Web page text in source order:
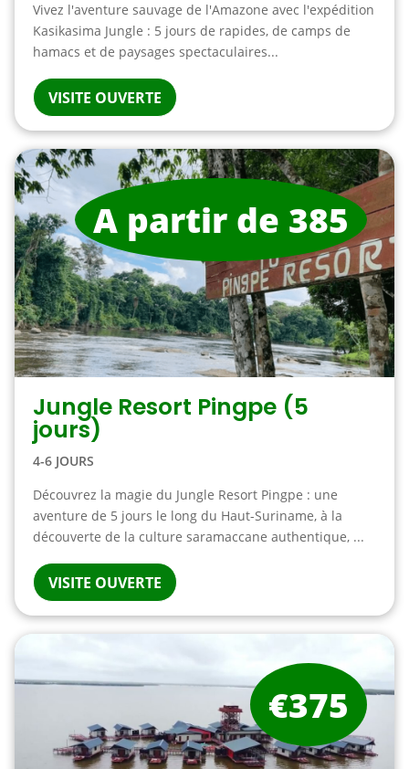
Vivez l'aventure sauvage de l'Amazone avec l'expédition
Kasikasima Jungle : 5 jours de rapides, de camps de
hamacs et de paysages spectaculaires...
VISITE OUVERTE
Jungle Resort Pingpe (5
jours)
4-6 JOURS
Découvrez la magie du Jungle Resort Pingpe : une
aventure de 5 jours le long du Haut-Suriname, à la
découverte de la culture saramaccane authentique, ...
VISITE OUVERTE
A partir de 385
€375